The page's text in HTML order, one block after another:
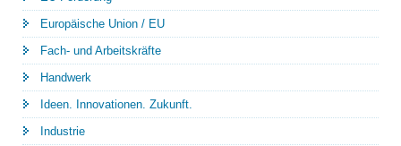
Europäische Union / EU
Fach- und Arbeitskräfte
Handwerk
Ideen. Innovationen. Zukunft.
Industrie